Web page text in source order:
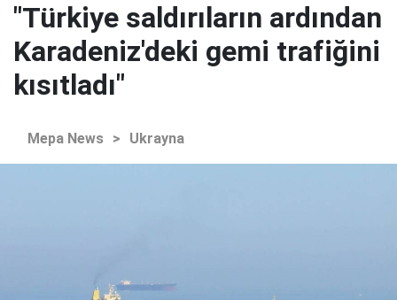
"Türkiye saldırıların ardından
Karadeniz'deki gemi trafiğini
kısıtladı"
Mepa News > Ukrayna